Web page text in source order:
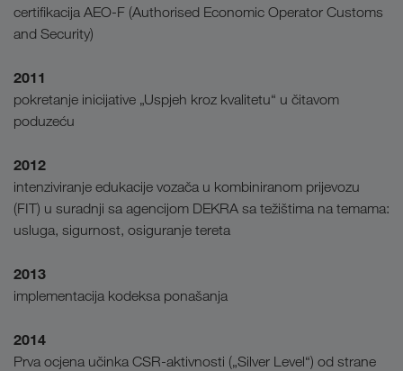
certifikacija AEO-F (Authorised Economic Operator Customs
and Security)
2011
pokretanje inicijative „Uspjeh kroz kvalitetu“ u čitavom
poduzeću
2012
intenziviranje edukacije vozača u kombiniranom prijevozu
(FIT) u suradnji sa agencijom DEKRA sa težištima na temama:
usluga, sigurnost, osiguranje tereta
2013
implementacija kodeksa ponašanja
2014
Prva ocjena učinka CSR-aktivnosti („Silver Level“) od strane